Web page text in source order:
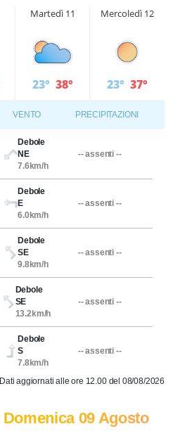
Martedì 11
23° 38°
Mercoledì 12
23° 37°
VENTO PRECIPITAZIONI
Debole
NE
7.6km/h
-- assenti --
Debole
E
6.0km/h
-- assenti --
Debole
SE
9.8km/h
-- assenti --
Debole
SE
13.2km/h
-- assenti --
Debole
S
7.8km/h
-- assenti --
Dati aggiornati alle ore 12.00 del 08/08/2026
Domenica 09 Agosto